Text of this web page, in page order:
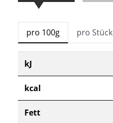
pro 100g pro Stück
kJ
kcal
Fett